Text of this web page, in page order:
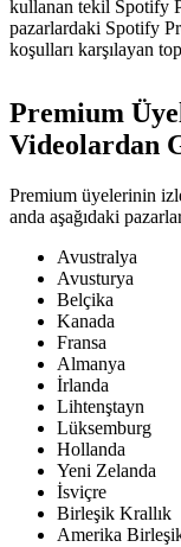
kullanan tekil Spotify
pazarlardaki Spotify
koşulları karşılayan
Premium
Videolardan
Premium üyelerinin
anda aşağıdaki
Avustralya
Avusturya
Belçika
Kanada
Fransa
Almanya
İrlanda
Lihtenştayn
Lüksemburg
Hollanda
Yeni Zelanda
İsviçre
Birleşik Krallık
Amerika